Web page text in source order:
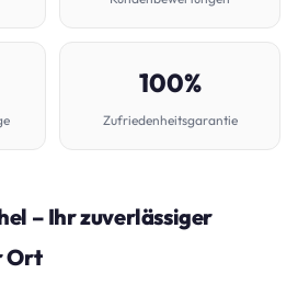
100%
Zufriedenheitsgarantie
– Ihr zuverlässiger
Ort